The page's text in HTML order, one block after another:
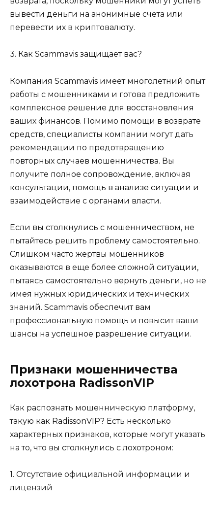
вывести деньги на анонимные счета или
перевести их в криптовалюту.
3. Как Scammavis защищает вас?
Компания Scammavis имеет многолетний опыт
работы с мошенниками и готова предложить
комплексное решение для восстановления
ваших финансов. Помимо помощи в возврате
средств, специалисты компании могут дать
рекомендации по предотвращению
повторных случаев мошенничества. Вы
получите полное сопровождение, включая
консультации, помощь в анализе ситуации и
взаимодействие с органами власти.
Если вы столкнулись с мошенничеством, не
пытайтесь решить проблему самостоятельно.
Слишком часто жертвы мошенников
оказываются в еще более сложной ситуации,
пытаясь самостоятельно вернуть деньги, но не
имея нужных юридических и технических
знаний. Scammavis обеспечит вам
профессиональную помощь и повысит ваши
шансы на успешное разрешение ситуации.
Признаки мошенничества
лохотрона RadissonVIP
Как распознать мошенническую платформу,
такую как RadissonVIP? Есть несколько
характерных признаков, которые могут указать
на то, что вы столкнулись с лохотроном:
1. Отсутствие официальной информации и
лицензий